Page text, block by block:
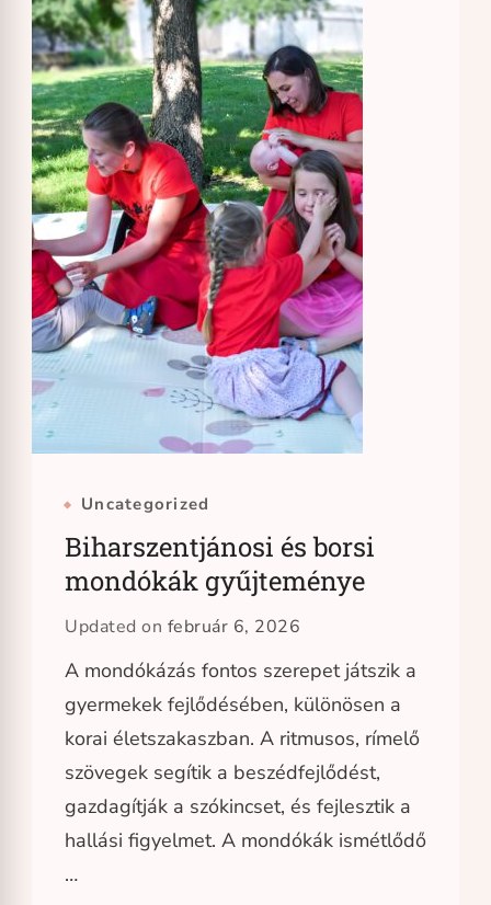
Uncategorized
Biharszentjánosi és borsi
mondókák gyűjteménye
Updated on február 6, 2026
A mondókázás fontos szerepet játszik a
gyermekek fejlődésében, különösen a
korai életszakaszban. A ritmusos, rímelő
szövegek segítik a beszédfejlődést,
gazdagítják a szókincset, és fejlesztik a
hallási figyelmet. A mondókák ismétlődő
…